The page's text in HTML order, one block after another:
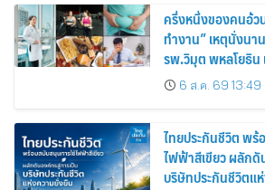
ครึ่งหนึ่งของคนอ้ว
ทำงาน” เหตุนั่งน
รพ.วิมุต พหลโยธิน
ตาชั่ง” แนะปรับพฤติ
6 ส.ค. 69 13:49
ไทยประกันชีวิต พ
ไฟฟ้าสีเขียว ผลัก
บริษัทประกันชีวิตแ